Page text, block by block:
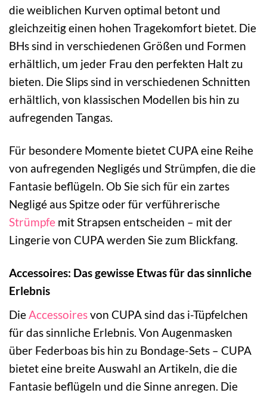
die weiblichen Kurven optimal betont und
gleichzeitig einen hohen Tragekomfort bietet. Die
BHs sind in verschiedenen Größen und Formen
erhältlich, um jeder Frau den perfekten Halt zu
bieten. Die Slips sind in verschiedenen Schnitten
erhältlich, von klassischen Modellen bis hin zu
aufregenden Tangas.
Für besondere Momente bietet CUPA eine Reihe
von aufregenden Negligés und Strümpfen, die die
Fantasie beflügeln. Ob Sie sich für ein zartes
Negligé aus Spitze oder für verführerische
Strümpfe mit Strapsen entscheiden – mit der
Lingerie von CUPA werden Sie zum Blickfang.
Accessoires: Das gewisse Etwas für das sinnliche
Erlebnis
DieAccessoiresvon CUPA sind das i-Tüpfelchen
für das sinnliche Erlebnis. Von Augenmasken
über Federboas bis hin zu Bondage-Sets – CUPA
bietet eine breite Auswahl an Artikeln, die die
Fantasie beflügeln und die Sinne anregen. Die